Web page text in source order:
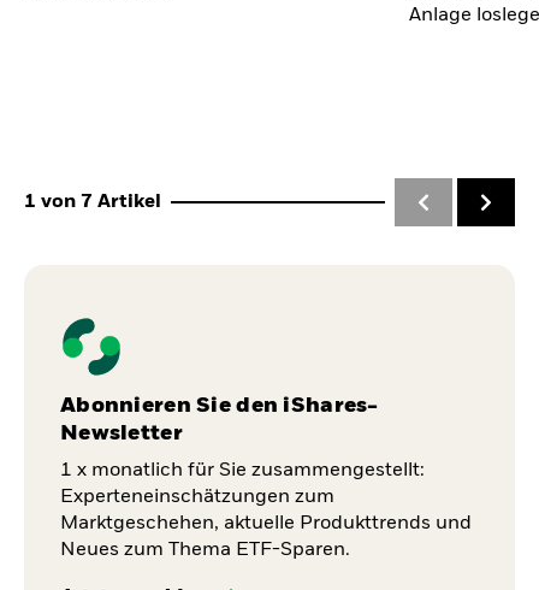
Anlage
1 von 7 Artikel
Abonnieren Sie den iShares-
Newsletter
1 x monatlich für Sie zusammengestellt:
Experteneinschätzungen zum
Marktgeschehen, aktuelle Produkttrends und
Neues zum Thema ETF-Sparen.